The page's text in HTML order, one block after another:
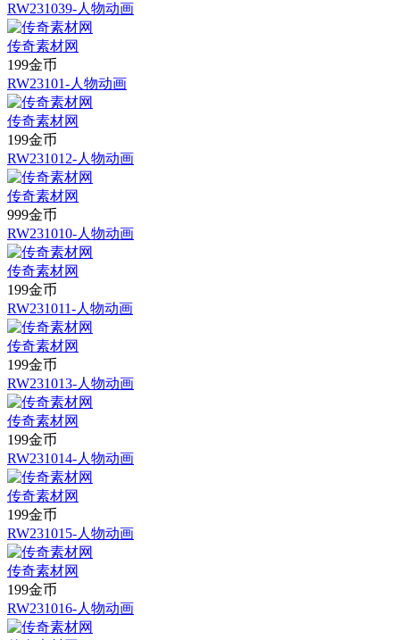
RW231039-人物动画
传奇素材网
199金币
RW23101-人物动画
传奇素材网
199金币
RW231012-人物动画
传奇素材网
999金币
RW231010-人物动画
传奇素材网
199金币
RW231011-人物动画
传奇素材网
199金币
RW231013-人物动画
传奇素材网
199金币
RW231014-人物动画
传奇素材网
199金币
RW231015-人物动画
传奇素材网
199金币
RW231016-人物动画